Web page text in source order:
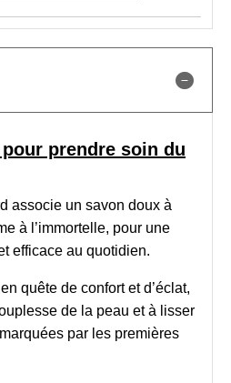
prendre soin du
associe un savon doux à
à l’immortelle, pour une
efficace au quotidien.
quête de confort et d’éclat,
de la peau et à lisser
par les premières